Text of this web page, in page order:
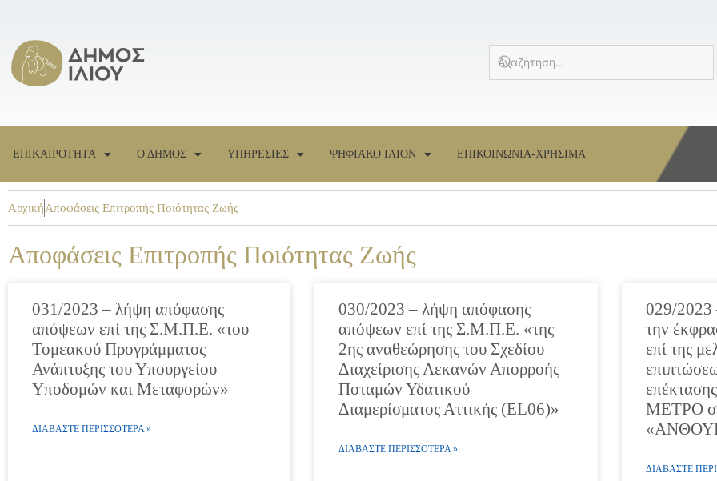
ΕΠΙΚΑΙΡΟΤΗΤΑ Ο ΔΗΜΟΣ ΥΠΗΡΕΣΙΕΣ ΨΗΦΙΑΚΟ ΙΛΙΟΝ ΕΠΙΚΟΙΝΩΝΙΑ-ΧΡΗΣΙΜΑ
ΑρχικήΑποφάσεις Επιτροπής Ποιότητας Ζωής
Αποφάσεις Επιτροπής Ποιότητας Ζωής
031/2023 – λήψη απόφασης
απόψεων επί της Σ.Μ.Π.Ε. «του
Τομεακού Προγράμματος
Ανάπτυξης του Υπουργείου
Υποδομών και Μεταφορών»
ΔΙΑΒΑΣΤΕ ΠΕΡΙΣΣΟΤΕΡΑ »
030/2023 – λήψη απόφασης
απόψεων επί της Σ.Μ.Π.Ε. «της
2ης αναθεώρησης του Σχεδίου
Διαχείρισης Λεκανών Απορροής
Ποταμών Υδατικού
Διαμερίσματος Αττικής (EL06)»
ΔΙΑΒΑΣΤΕ ΠΕΡΙΣΣΟΤΕΡΑ »
029/2023
την
επί της
ΜΕΤΡΟ
ΔΙΑΒΑΣΤΕ